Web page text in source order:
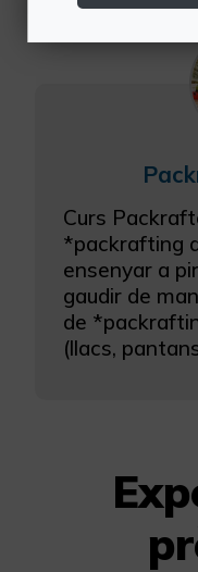
Curs
*packrafting
ensenyar a
gaudir de
de
(llacs,